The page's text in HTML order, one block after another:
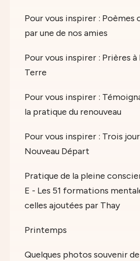
Pour vous inspirer :
par une de nos amies
Pour vous inspirer : Prières à
Terre
Pour vous inspirer :
la pratique du renouveau
Pour vous inspirer : Trois
Nouveau Départ
Pratique de la pleine
E - Les 51 formations
celles ajoutées par Thay
Printemps
Quelques photos souvenir